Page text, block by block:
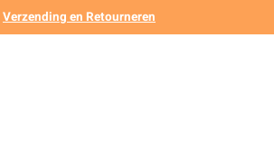
Verzending en Retourneren